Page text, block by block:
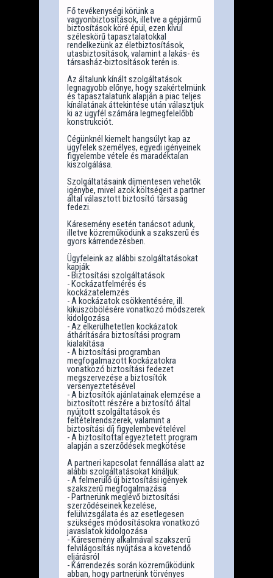
Fő tevékenységi körünk a
vagyonbiztosítások, illetve a gépjármű
biztosítások köré épül, ezen kívül
széleskörű tapasztalatokkal
rendelkezünk az életbiztosítások,
utasbiztosítások, valamint a lakás- és
társasház-biztosítások terén is.
Az általunk kínált szolgáltatások
legnagyobb előnye, hogy szakértelmünk
és tapasztalatunk alapján a piac teljes
kínálatának áttekintése után választjuk
ki az ügyfél számára legmegfelelőbb
konstrukciót.
Cégünknél kiemelt hangsúlyt kap az
ügyfelek személyes, egyedi igényeinek
figyelembe vétele és maradéktalan
kiszolgálása.
Szolgáltatásaink díjmentesen vehetők
igénybe, mivel azok költségeit a partner
által választott biztosító társaság
fedezi.
Káresemény esetén tanácsot adunk,
illetve közreműködünk a szakszerű és
gyors kárrendezésben.
Ügyfeleink az alábbi szolgáltatásokat
kapják:
- Biztosítási szolgáltatások
- Kockázatfelmérés és
kockázatelemzés
- A kockázatok csökkentésére, ill.
kiküszöbölésére vonatkozó módszerek
kidolgozása
- Az elkerülhetetlen kockázatok
áthárítására biztosítási program
kialakítása
- A biztosítási programban
megfogalmazott kockázatokra
vonatkozó biztosítási fedezet
megszervezése a biztosítók
versenyeztetésével
- A biztosítók ajánlatainak elemzése a
biztosított részére a biztosító által
nyújtott szolgáltatások és
feltételrendszerek, valamint a
biztosítási díj figyelembevételével
- A biztosítottal egyeztetett program
alapján a szerződések megkötése
A partneri kapcsolat fennállása alatt az
alábbi szolgáltatásokat kínáljuk:
- A felmerülő új biztosítási igények
szakszerű megfogalmazása
- Partnerünk meglévő biztosítási
szerződéseinek kezelése,
felülvizsgálata és az esetlegesen
szükséges módosításokra vonatkozó
javaslatok kidolgozása
- Káresemény alkalmával szakszerű
felvilágosítás nyújtása a követendő
eljárásról
- Kárrendezés során közreműködünk
abban, hogy partnerünk törvényes